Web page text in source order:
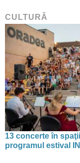
CULTURĂ
13 concerte în
programul estival